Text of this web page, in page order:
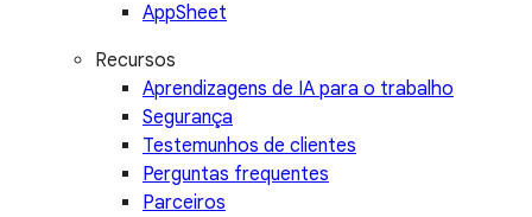
AppSheet
Recursos
Aprendizagens de IA para o trabalho
Segurança
Testemunhos de clientes
Perguntas frequentes
Parceiros